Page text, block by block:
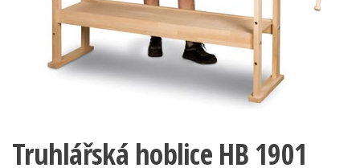
Truhlářská hoblice HB 1901